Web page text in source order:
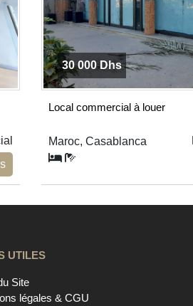
30 000 Dhs
Local commercial à louer
Maroc, Casablanca
UTILES
Site
légales & CGU